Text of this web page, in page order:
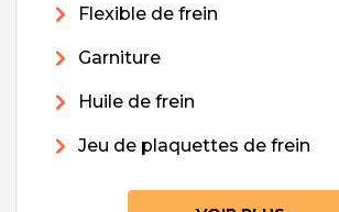
Flexible de frein
Garniture
Huile de frein
Jeu de plaquettes de frein